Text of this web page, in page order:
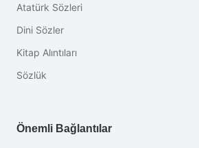
Atatürk Sözleri
Dini Sözler
Kitap Alıntıları
Sözlük
Önemli Bağlantılar